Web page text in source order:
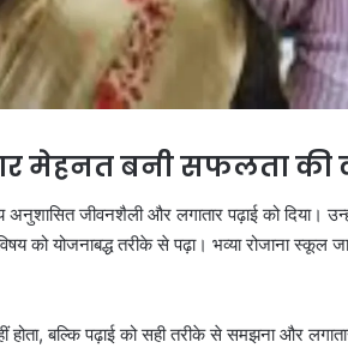
मेहनत बनी सफलता की
जीवनशैली और लगातार पढ़ाई को दिया।
को योजनाबद्ध तरीके से पढ़ा। भव्या रोजाना
बल्कि पढ़ाई को सही तरीके से समझना और